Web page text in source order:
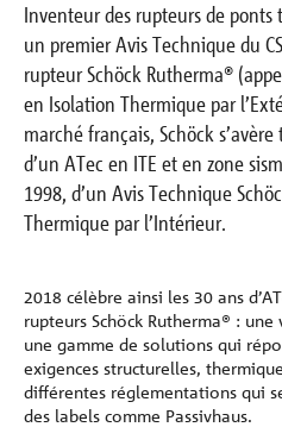
Inventeur des rupteurs de
un premier Avis Technique du
rupteur Schöck Rutherma®
en Isolation Thermique par
marché français, Schöck
d’un ATec en ITE et en zone
1998, d’un Avis Technique
Thermique par l’Intérieur.
2018 célèbre ainsi les 30 ans
rupteurs Schöck Rutherma® :
une gamme de solutions qui
exigences structurelles,
différentes réglementations qui
des labels comme Passivhaus.